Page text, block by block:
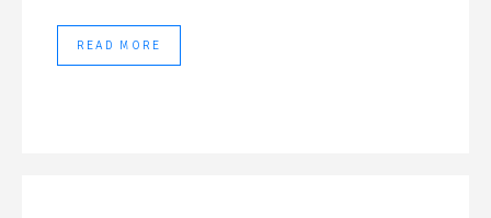
READ MORE